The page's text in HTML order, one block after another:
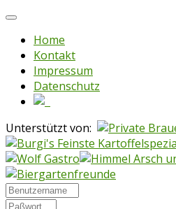
Home
Kontakt
Impressum
Datenschutz
Unterstützt von: